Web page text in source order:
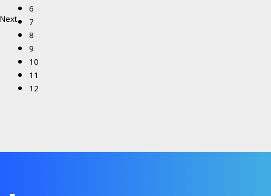
Next
6
7
8
9
10
11
12